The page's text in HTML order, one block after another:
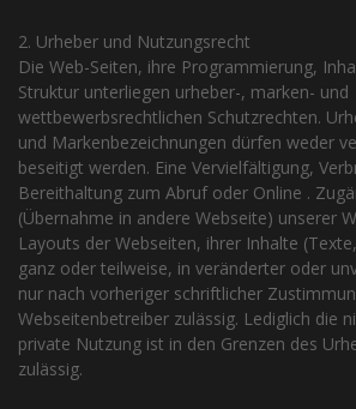
2. Urheber und Nutzungsrecht
Die Web-Seiten, ihre Programmierung,
Struktur unterliegen urheber-, marken- und
wettbewerbsrechtlichen Schutzrechten.
und Markenbezeichnungen dürfen weder
beseitigt werden. Eine Vervielfältigung,
Bereithaltung zum Abruf oder Online .
(Übernahme in andere Webseite) unserer
Layouts der Webseiten, ihrer Inhalte
ganz oder teilweise, in veränderter oder
nur nach vorheriger schriftlicher
Webseitenbetreiber zulässig. Lediglich die
private Nutzung ist in den Grenzen des
zulässig.